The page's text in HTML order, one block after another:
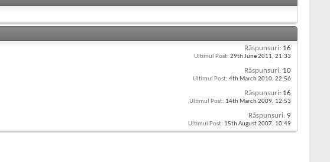
Răspunsuri: 16
Ultimul Post: 29th June 2011, 21:33
Răspunsuri: 10
Ultimul Post: 4th March 2010, 22:56
Răspunsuri: 16
Ultimul Post: 14th March 2009, 12:53
Răspunsuri: 9
Ultimul Post: 15th August 2007, 10:49